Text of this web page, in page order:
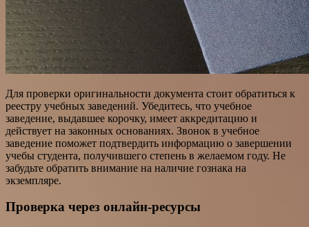
Для проверки оригинальности документа стоит обратиться к
реестру учебных заведений. Убедитесь, что учебное
заведение, выдавшее корочку, имеет аккредитацию и
действует на законных основаниях. Звонок в учебное
заведение поможет подтвердить информацию о завершении
учебы студента, получившего степень в желаемом году. Не
забудьте обратить внимание на наличие гознака на
экземпляре.
Проверка через онлайн-ресурсы